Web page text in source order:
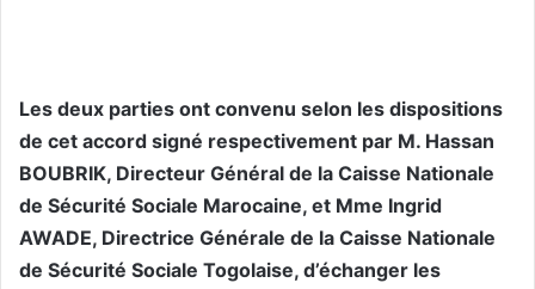
Les deux parties ont convenu selon les dispositions
de cet accord signé respectivement par M. Hassan
BOUBRIK, Directeur Général de la Caisse Nationale
de Sécurité Sociale Marocaine, et Mme Ingrid
AWADE, Directrice Générale de la Caisse Nationale
de Sécurité Sociale Togolaise, d’échanger les